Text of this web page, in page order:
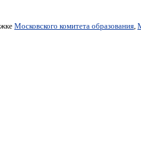
Московского комитета образования,